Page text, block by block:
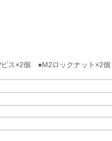
ス×2個 ●M2ロックナット×2個